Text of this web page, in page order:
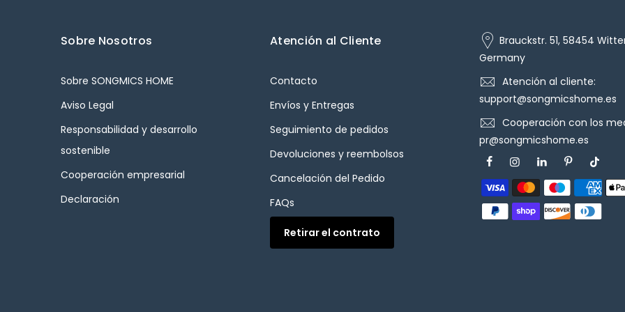
Sobre Nosotros
Sobre SONGMICS HOME
Aviso Legal
Responsabilidad y desarrollo
sostenible
Cooperación empresarial
Declaración
Atención al Cliente
Contacto
Envíos y Entregas
Seguimiento de pedidos
Devoluciones y reembolsos
Cancelación del Pedido
FAQs
Retirar el contrato
Brauckstr. 51, 58454
Germany
Atención al cliente:
support@songmicshome.es
Cooperación con los
pr@songmicshome.es